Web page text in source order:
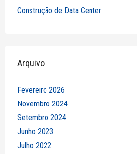
Construção de Data Center
Arquivo
Fevereiro 2026
Novembro 2024
Setembro 2024
Junho 2023
Julho 2022